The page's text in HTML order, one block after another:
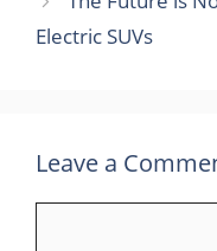
Electric SUVs
Leave a